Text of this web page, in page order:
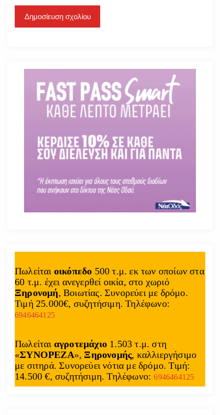
Πωλείται οικόπεδο 500 τ.μ. εκ των οποίων στα
60 τ.μ. έχει ανεγερθεί οικία, στο χωριό
Ξηρονομή, Βοιωτίας. Συνορεύει με δρόμο.
Τιμή 25.000€, συζητήσιμη. Τηλέφωνο:
6946464125
Πωλείται αγροτεμάχιο 1.503 τ.μ. στη
«ΣΥΝΟΡΕΖΑ», Ξηρονομής, καλλιεργήσιμο
με σιτηρά. Συνορεύει νότια με δρόμο. Τιμή:
14.500 €, συζητήσιμη. Τηλέφωνο:6946464125